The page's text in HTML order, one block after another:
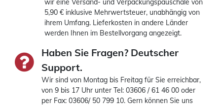
wir eine Versand- und Verpackungspauschale von
5,90 € inklusive Mehrwertsteuer, unabhängig von
ihrem Umfang. Lieferkosten in andere Länder
werden Ihnen im Bestellvorgang angezeigt.
Haben Sie Fragen? Deutscher
Support.
Wir sind von Montag bis Freitag für Sie erreichbar,
von 9 bis 17 Uhr unter Tel: 03606 / 61 46 00 oder
per Fax: 03606/ 50 799 10. Gern können Sie uns